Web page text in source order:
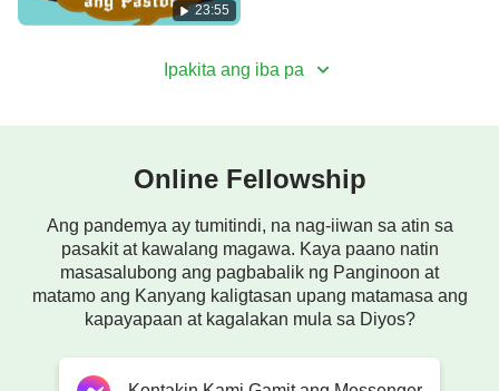
23:55
Ipakita ang iba pa
Online Fellowship
Ang pandemya ay tumitindi, na nag-iiwan sa atin sa
pasakit at kawalang magawa. Kaya paano natin
masasalubong ang pagbabalik ng Panginoon at
matamo ang Kanyang kaligtasan upang matamasa ang
kapayapaan at kagalakan mula sa Diyos?